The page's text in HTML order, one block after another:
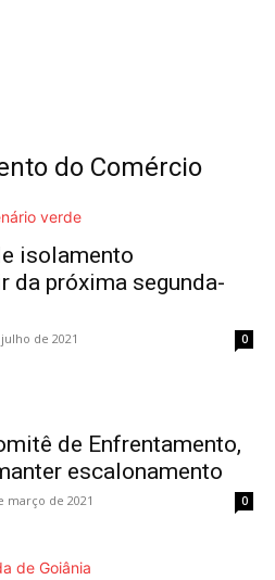
do Comércio
isolamento
da próxima segunda-
de 2021 0
de Enfrentamento,
escalonamento
março de 2021 0